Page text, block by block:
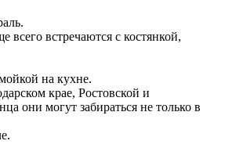
встречаются с костянкой,
на кухне.
крае, Ростовской и
они могут забираться не только в